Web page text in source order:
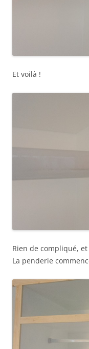
Et voilà !
Rien de compliqué,
La penderie